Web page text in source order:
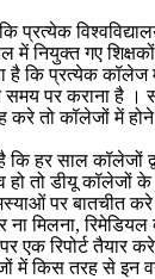
विश्वविद्यालय
गए शिक्षकों
कि प्रत्येक कॉलेज
पर कराना है ।
करे तो कॉलेजों में
कॉलेजों द्वारा
डीयू कॉलेजों के
पर बातचीत
ना मिलना,
रिपोर्ट तैयार
किस तरह से इन